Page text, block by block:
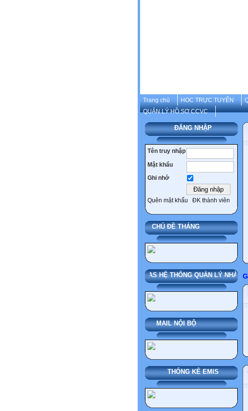
Trang chủ HOC TRỰC TUYẾN
QUẢN LÝ HỒ SƠ CCVC
ĐĂNG NHẬP
Tên truy nhập
Mật khẩu
Ghi nhớ
Quên mật khẩu ĐK thành viên
CHỦ ĐỀ THÁNG
SMAS HỆ THỐNG QUẢN LÝ NHÀ
MAIL NỘI BỘ
THỐNG KÊ EMIS